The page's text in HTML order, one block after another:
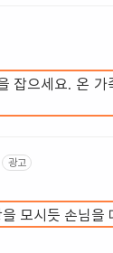
잡으세요. 온
광고
모시듯 손님을